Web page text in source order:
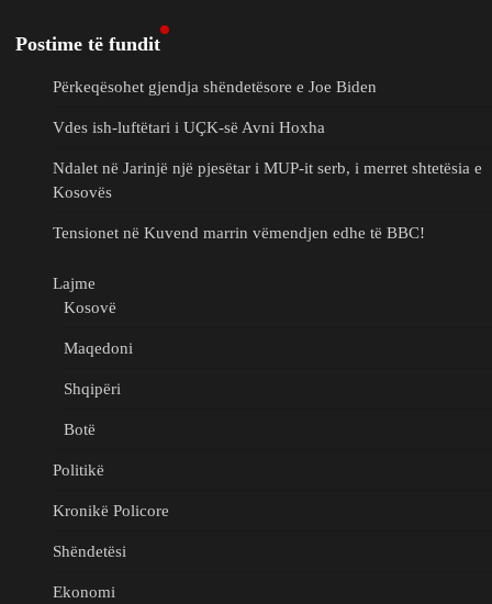
Postime të fundit
Përkeqësohet gjendja shëndetësore e Joe Biden
Vdes ish-luftëtari i UÇK-së Avni Hoxha
Ndalet në Jarinjë një pjesëtar i MUP-it serb, i merret shtetësia e
Kosovës
Tensionet në Kuvend marrin vëmendjen edhe të BBC!
Lajme
Kosovë
Maqedoni
Shqipëri
Botë
Politikë
Kronikë Policore
Shëndetësi
Ekonomi